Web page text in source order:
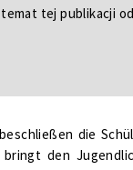
temat tej publikacji
die
den